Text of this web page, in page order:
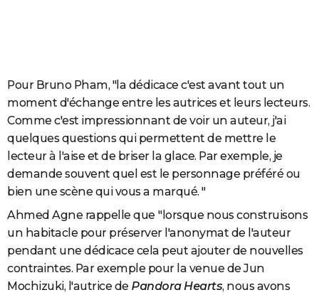
Pour Bruno Pham, "la dédicace c'est avant tout un
moment d'échange entre les autrices et leurs lecteurs.
Comme c'est impressionnant de voir un auteur, j'ai
quelques questions qui permettent de mettre le
lecteur à l'aise et de briser la glace. Par exemple, je
demande souvent quel est le personnage préféré ou
bien une scène qui vous a marqué. "
Ahmed Agne rappelle que "lorsque nous construisons
un habitacle pour préserver l'anonymat de l'auteur
pendant une dédicace cela peut ajouter de nouvelles
contraintes. Par exemple pour la venue de Jun
Mochizuki, l'autrice de Pandora Hearts, nous avons